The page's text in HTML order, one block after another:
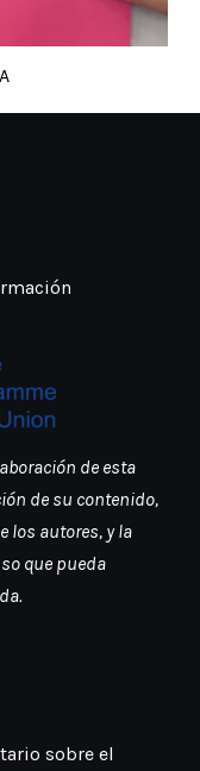
de esta
de su contenido,
los autores, y la
que pueda
sobre el